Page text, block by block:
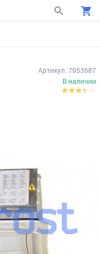
Артикул: 7953687
В наличии